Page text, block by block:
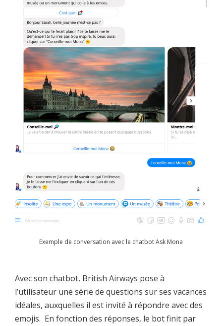
Exemple de conversation avec le chatbot Ask Mona
Avec son chatbot, British Airways pose à
l’utilisateur une série de questions sur ses vacances
idéales, auxquelles il est invité à répondre avec des
emojis. En fonction des réponses, le bot finit par